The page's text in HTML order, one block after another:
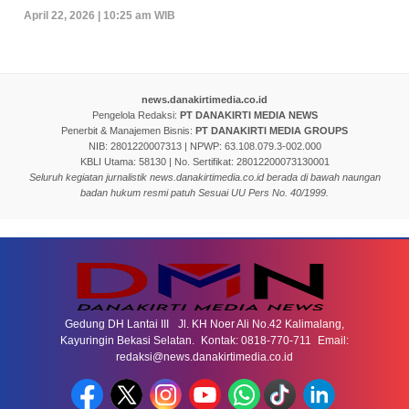
April 22, 2026 | 10:25 am WIB
news.danakirtimedia.co.id
Pengelola Redaksi: PT DANAKIRTI MEDIA NEWS
Penerbit & Manajemen Bisnis: PT DANAKIRTI MEDIA GROUPS
NIB: 2801220007313 | NPWP: 63.108.079.3-002.000
KBLI Utama: 58130 | No. Sertifikat: 28012200073130001
Seluruh kegiatan jurnalistik news.danakirtimedia.co.id berada di bawah naungan
badan hukum resmi patuh Sesuai UU Pers No. 40/1999.
Gedung DH Lantai III Jl. KH Noer Ali No.42 Kalimalang,
Kayuringin Bekasi Selatan. Kontak: 0818-770-711 Email:
redaksi@news.danakirtimedia.co.id